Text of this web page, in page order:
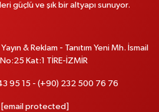
güçlü ve şık bir altyapı sunuyor.
& Reklam - Tanıtım Yeni Mh. İsmail
No:25 Kat:1 TİRE-İZMİR
95 15 - (+90) 232 500 76 76
[email protected]